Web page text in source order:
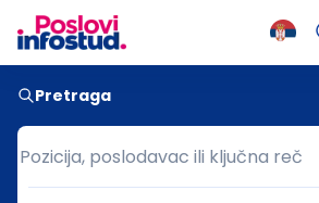
Pretraga
Pozicija, poslodavac ili ključna reč
Pozicija, poslodavac ili ključna reč